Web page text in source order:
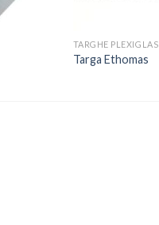
TARGHE PLEXIGLAS
Targa Ethomas